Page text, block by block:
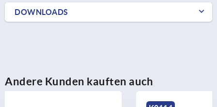
DOWNLOADS
Andere Kunden kauften auch